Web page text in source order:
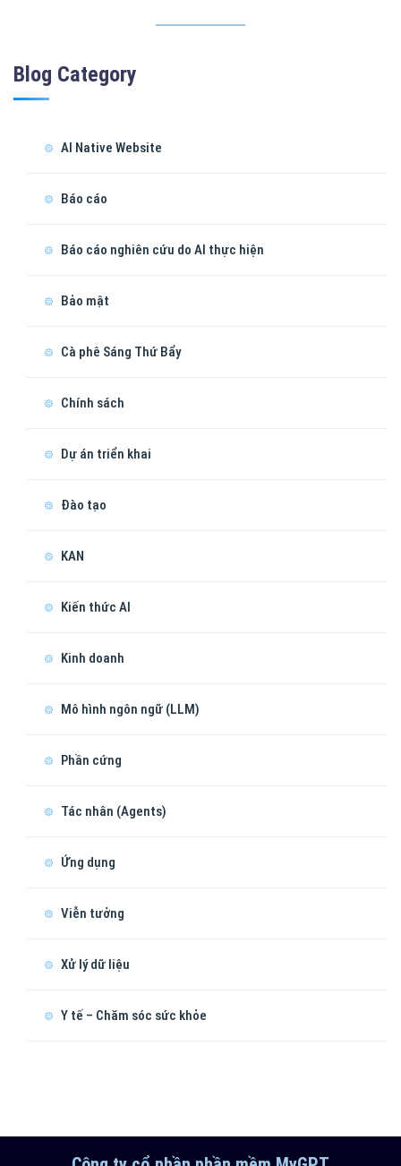
Blog Category
AI Native Website
Báo cáo
Báo cáo nghiên cứu do AI thực hiện
Bảo mật
Cà phê Sáng Thứ Bẩy
Chính sách
Dự án triển khai
Đào tạo
KAN
Kiến thức AI
Kinh doanh
Mô hình ngôn ngữ (LLM)
Phần cứng
Tác nhân (Agents)
Ứng dụng
Viễn tưởng
Xử lý dữ liệu
Y tế – Chăm sóc sức khỏe